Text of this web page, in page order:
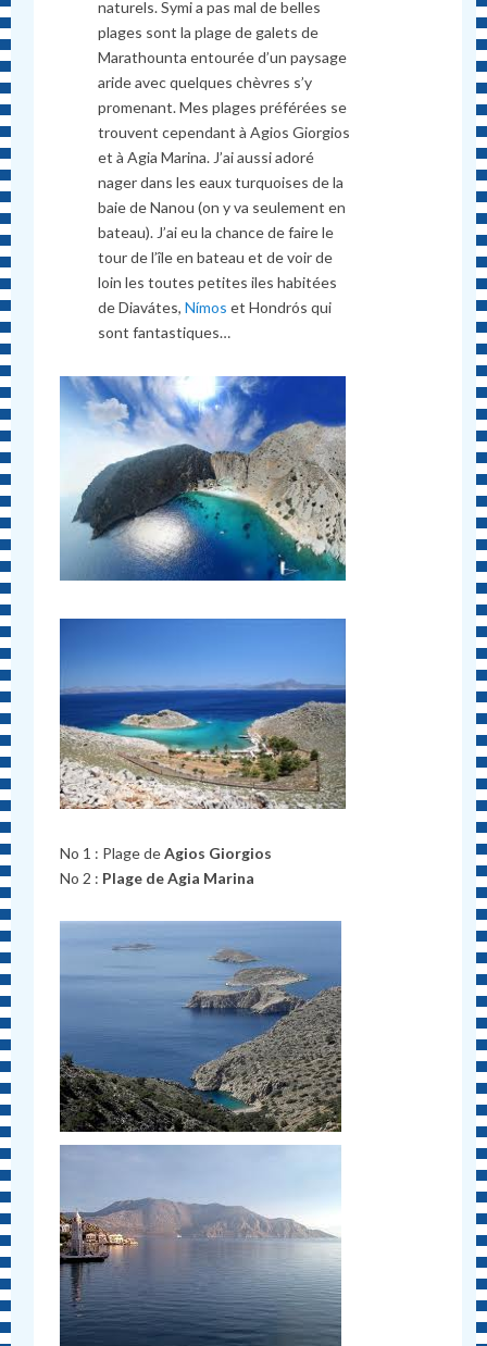
naturels. Symi a pas mal de belles
plages sont la plage de galets de
Marathounta entourée d’un paysage
aride avec quelques chèvres s’y
promenant. Mes plages préférées se
trouvent cependant à Agios Giorgios
et à Agia Marina. J’ai aussi adoré
nager dans les eaux turquoises de la
baie de Nanou (on y va seulement en
bateau). J’ai eu la chance de faire le
tour de l’île en bateau et de voir de
loin les toutes petites iles habitées
de Diavátes,Nímos et Hondrós qui
sont fantastiques…
No 1 : Plage deAgios Giorgios
No 2 : Plage de Agia Marina